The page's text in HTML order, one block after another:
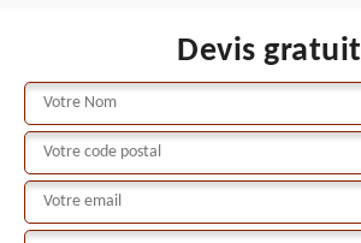
Devis gratuit